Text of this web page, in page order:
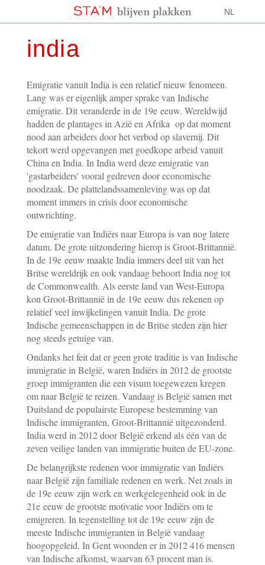
NL
india
Emigratie vanuit India is een relatief nieuw fenomeen.
Lang was er eigenlijk amper sprake van Indische
emigratie. Dit veranderde in de 19e eeuw. Wereldwijd
hadden de plantages in Azië en Afrika op dat moment
nood aan arbeiders door het verbod op slavernij. Dit
tekort werd opgevangen met goedkope arbeid vanuit
China en India. In India werd deze emigratie van
'gastarbeiders' vooral gedreven door economische
noodzaak. De plattelandssamenleving was op dat
moment immers in crisis door economische
ontwrichting.
De emigratie van Indiërs naar Europa is van nog latere
datum. De grote uitzondering hierop is Groot-Brittannië.
In de 19e eeuw maakte India immers deel uit van het
Britse wereldrijk en ook vandaag behoort India nog tot
de Commonwealth. Als eerste land van West-Europa
kon Groot-Brittannië in de 19e eeuw dus rekenen op
relatief veel inwijkelingen vanuit India. De grote
Indische gemeenschappen in de Britse steden zijn hier
nog steeds getuige van.
Ondanks het feit dat er geen grote traditie is van Indische
immigratie in België, waren Indiërs in 2012 de grootste
groep immigranten die een visum toegewezen kregen
om naar België te reizen. Vandaag is België samen met
Duitsland de populairste Europese bestemming van
Indische immigranten, Groot-Brittannië uitgezonderd.
India werd in 2012 door België erkend als één van de
zeven veilige landen van immigratie buiten de EU-zone.
De belangrijkste redenen voor immigratie van Indiërs
naar België zijn familiale redenen en werk. Net zoals in
de 19e eeuw zijn werk en werkgelegenheid ook in de
21e eeuw de grootste motivatie voor Indiërs om te
emigreren. In tegenstelling tot de 19e eeuw zijn de
meeste Indische immigranten in België vandaag
hoogopgeleid. In Gent woonden er in 2012 416 mensen
van Indische afkomst, waarvan 63 procent man is.